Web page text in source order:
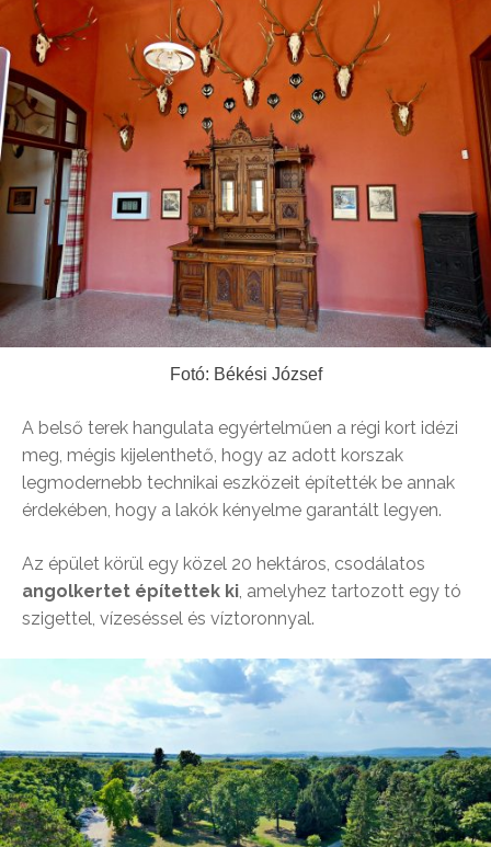
Fotó: Békési József
A belső terek hangulata egyértelműen a régi kort idézi
meg, mégis kijelenthető, hogy az adott korszak
legmodernebb technikai eszközeit építették be annak
érdekében, hogy a lakók kényelme garantált legyen.
Az épület körül egy közel 20 hektáros, csodálatos
angolkertet építettek ki , amelyhez tartozott egy tó
szigettel, vízeséssel és víztoronnyal.